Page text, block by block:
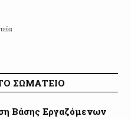
ΣΩΜΑΤΕΙΟ
Βάσης Εργαζόμενων